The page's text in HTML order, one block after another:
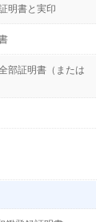
明書と実印
部証明書（または